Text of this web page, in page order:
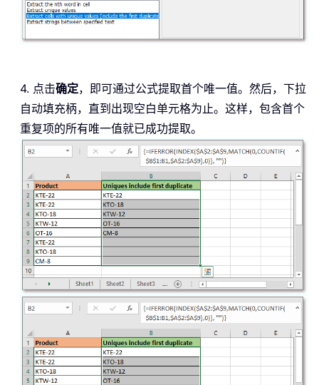
4. 点击确定，即可通过公式提取首个唯一值。然后，下拉
自动填充柄，直到出现空白单元格为止。这样，包含首个
重复项的所有唯一值就已成功提取。